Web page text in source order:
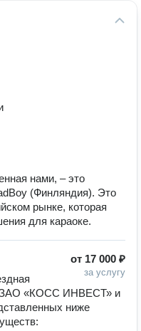
нами, – это
(Финляндия). Это
рынке, которая
для караоке.
от 17 000 ₽
за услугу
ЗАО «КОСС ИНВЕСТ» и
ниже